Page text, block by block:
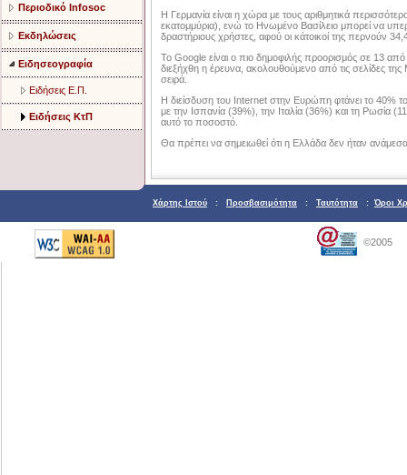
Περιοδικό Infosoc
Εκδηλώσεις
Ειδησεογραφία
Ειδήσεις Ε.Π.
Ειδήσεις ΚτΠ
Η Γερμανία είναι η χώρα με τους αριθμητικά
εκατομμύρια), ενώ το Ηνωμένο Βασίλειο μπορεί να
δραστήριους χρήστες, αφού οι κάτοικοί της περνούν
Το Google είναι ο πιο δημοφιλής προορισμός σε 13 από
διεξήχθη η έρευνα, ακολουθούμενο από τις σελίδες
σειρά.
Η διείσδυση του Internet στην Ευρώπη φτάνει το 40%
με την Ισπανία (39%), την Ιταλία (36%) και τη Ρωσία
αυτό το ποσοστό.
Θα πρέπει να σημειωθεί ότι η Ελλάδα δεν ήταν
Χάρτης Ιστού : Προσβασιμότητα : Ταυτότητα : Όροι
©2005